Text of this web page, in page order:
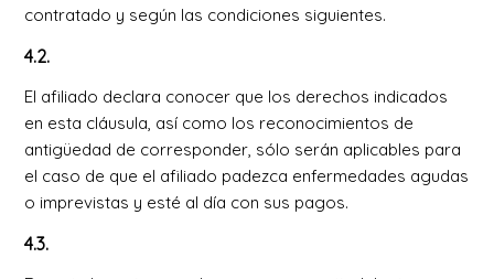
contratado y según las condiciones siguientes.
4.2.
El afiliado declara conocer que los derechos indicados
en esta cláusula, así como los reconocimientos de
antigüedad de corresponder, sólo serán aplicables para
el caso de que el afiliado padezca enfermedades agudas
o imprevistas y esté al día con sus pagos.
4.3.